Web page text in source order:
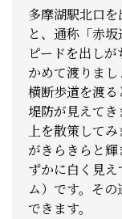
多摩湖駅北口
と、通称「赤
ピードを出し
かめて渡りまし
横断歩道を渡
堤防が見えて
上を散策して
がきらきらと
ずかに白く見
ム）です。そ
できます。